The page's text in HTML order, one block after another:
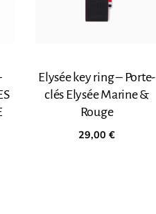
Elysée key ring – Porte-
clés Elysée Marine &
Rouge
29,00€